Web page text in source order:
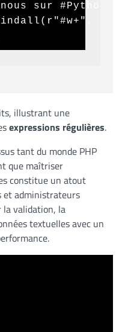
sur #Python
illustrant une
expressions régulières.
tant du monde PHP
que maîtriser
constitue un atout
et administrateurs
validation, la
textuelles avec un